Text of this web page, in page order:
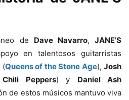
de Dave Navarro,JANE’S
en talentosos guitarristas
(Queens of the Stone Age),Josh
Peppers) y Daniel Ash
de estos músicos mantuvo viva